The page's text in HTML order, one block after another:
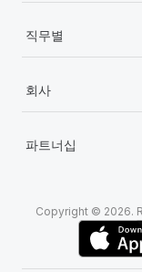
직무별
회사
파트너십
Copyright © 2026.